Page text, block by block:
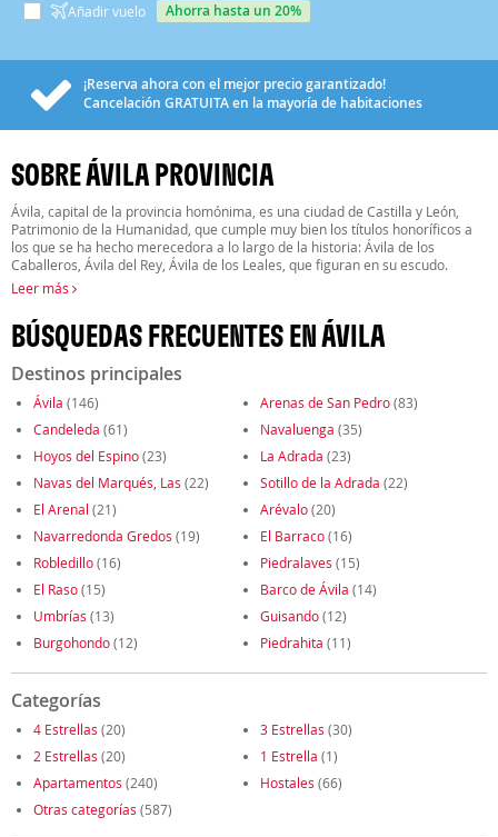
Añadir vuelo ahorra hasta un 20%
¡Reserva ahora con el mejor precio garantizado!
Cancelación GRATUITAen la mayoría de habitaciones
SOBRE ÁVILA PROVINCIA
Ávila, capital de la provincia homónima, es una ciudad de Castilla y León,
Patrimonio de la Humanidad, que cumple muy bien los títulos honoríficos a
los que se ha hecho merecedora a lo largo de la historia: Ávila de los
Caballeros, Ávila del Rey, Ávila de los Leales, que figuran en su escudo.
Leer más
BÚSQUEDAS FRECUENTES EN ÁVILA
Destinos principales
Ávila (146) Arenas de San Pedro(83)
Candeleda (61) Navaluenga (35)
Hoyos del Espino(23) La Adrada (23)
Navas del Marqués, Las (22) Sotillo de la Adrada (22)
El Arenal (21) Arévalo(20)
Navarredonda Gredos (19) El Barraco(16)
Robledillo(16) Piedralaves (15)
El Raso(15) Barco de Ávila (14)
Umbrías (13) Guisando(12)
Burgohondo(12) Piedrahita (11)
Categorías
4 Estrellas (20) 3 Estrellas (30)
2 Estrellas (20) 1 Estrella (1)
Apartamentos (240) Hostales (66)
Otras categorías (587)